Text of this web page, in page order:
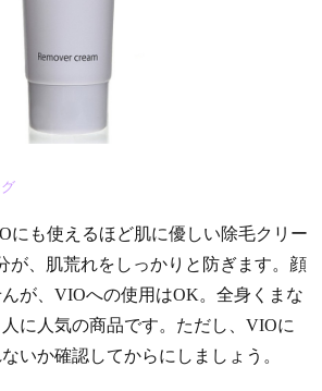
にも使えるほど肌に優しい除毛クリー
が、肌荒れをしっかりと防ぎます。顔
が、VIOへの使用はOK。全身くまな
に人気の商品です。ただし、VIOに
いか確認してからにしましょう。